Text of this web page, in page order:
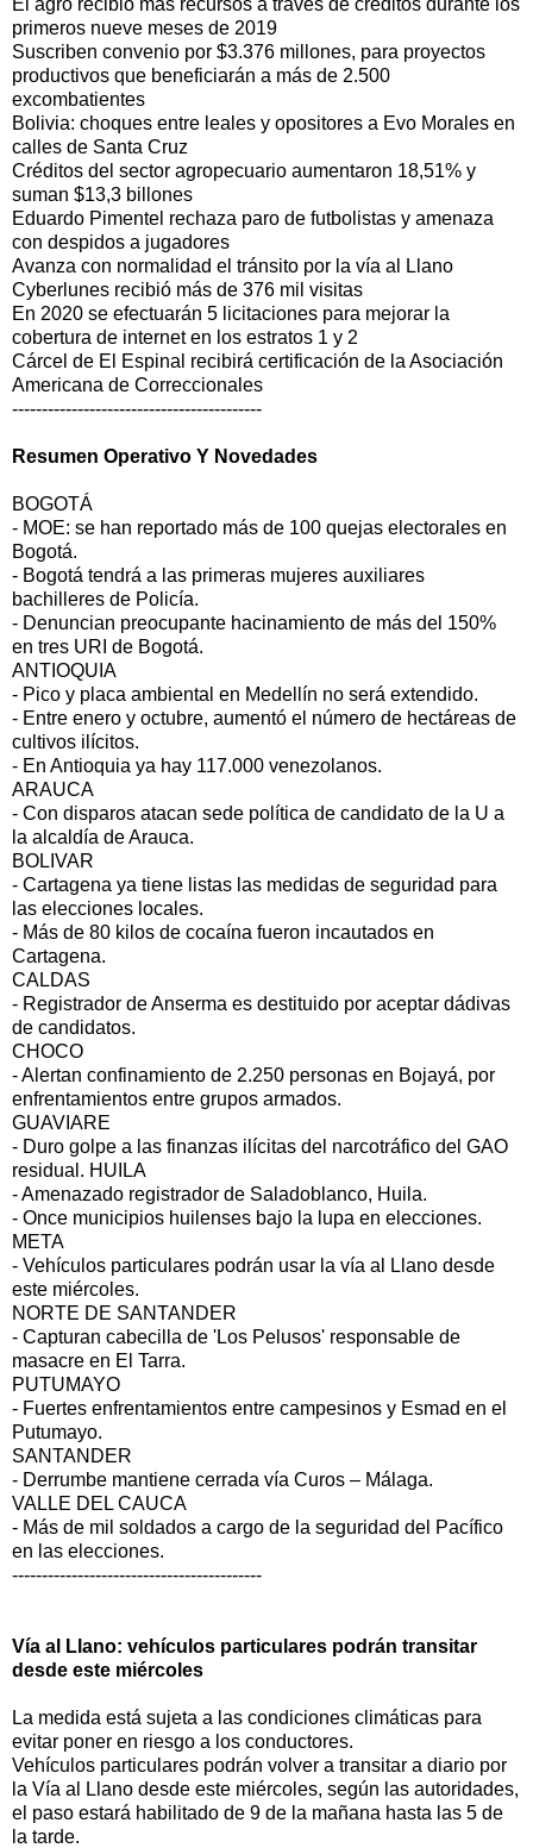
primeros nueve meses de 2019
Suscriben convenio por $3.376 millones, para proyectos
productivos que beneficiarán a más de 2.500
excombatientes
Bolivia: choques entre leales y opositores a Evo Morales en
calles de Santa Cruz
Créditos del sector agropecuario aumentaron 18,51% y
suman $13,3 billones
Eduardo Pimentel rechaza paro de futbolistas y amenaza
con despidos a jugadores
Avanza con normalidad el tránsito por la vía al Llano
Cyberlunes recibió más de 376 mil visitas
En 2020 se efectuarán 5 licitaciones para mejorar la
cobertura de internet en los estratos 1 y 2
Cárcel de El Espinal recibirá certificación de la Asociación
Americana de Correccionales
------------------------------------------
Resumen Operativo Y Novedades
BOGOTÁ
- MOE: se han reportado más de 100 quejas electorales en
Bogotá.
- Bogotá tendrá a las primeras mujeres auxiliares
bachilleres de Policía.
- Denuncian preocupante hacinamiento de más del 150%
en tres URI de Bogotá.
ANTIOQUIA
- Pico y placa ambiental en Medellín no será extendido.
- Entre enero y octubre, aumentó el número de hectáreas de
cultivos ilícitos.
- En Antioquia ya hay 117.000 venezolanos.
ARAUCA
- Con disparos atacan sede política de candidato de la U a
la alcaldía de Arauca.
BOLIVAR
- Cartagena ya tiene listas las medidas de seguridad para
las elecciones locales.
- Más de 80 kilos de cocaína fueron incautados en
Cartagena.
CALDAS
- Registrador de Anserma es destituido por aceptar dádivas
de candidatos.
CHOCO
- Alertan confinamiento de 2.250 personas en Bojayá, por
enfrentamientos entre grupos armados.
GUAVIARE
- Duro golpe a las finanzas ilícitas del narcotráfico del GAO
residual. HUILA
- Amenazado registrador de Saladoblanco, Huila.
- Once municipios huilenses bajo la lupa en elecciones.
META
- Vehículos particulares podrán usar la vía al Llano desde
este miércoles.
NORTE DE SANTANDER
- Capturan cabecilla de 'Los Pelusos' responsable de
masacre en El Tarra.
PUTUMAYO
- Fuertes enfrentamientos entre campesinos y Esmad en el
Putumayo.
SANTANDER
- Derrumbe mantiene cerrada vía Curos – Málaga.
VALLE DEL CAUCA
- Más de mil soldados a cargo de la seguridad del Pacífico
en las elecciones.
------------------------------------------
Vía al Llano: vehículos particulares podrán transitar
desde este miércoles
La medida está sujeta a las condiciones climáticas para
evitar poner en riesgo a los conductores.
Vehículos particulares podrán volver a transitar a diario por
la Vía al Llano desde este miércoles, según las autoridades,
el paso estará habilitado de 9 de la mañana hasta las 5 de
la tarde.